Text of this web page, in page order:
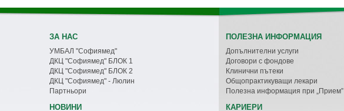
ЗА НАС
УМБАЛ "Софиямед"
ДКЦ "Софиямед" БЛОК 1
ДКЦ "Софиямед" БЛОК 2
ДКЦ "Софиямед" - Люлин
Партньори
НОВИНИ
ПОЛЕЗНА ИНФОРМАЦИЯ
Допълнителни услуги
Договори с фондове
Клинични пътеки
Общопрактикуващи лекари
Полезна информация при „Прием”
КАРИЕРИ